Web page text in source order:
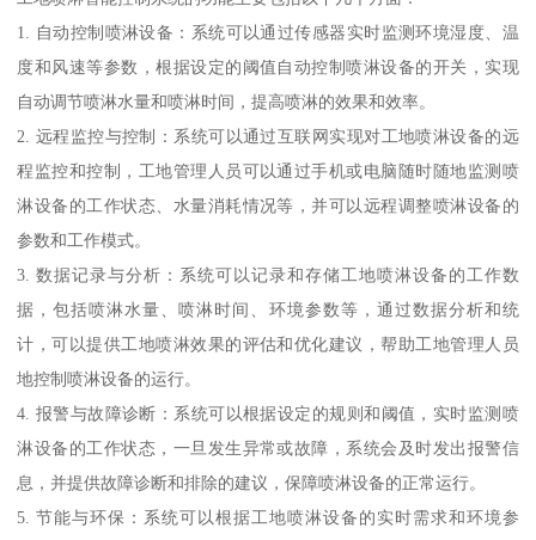
1. 自动控制喷淋设备：系统可以通过传感器实时监测环境湿度、温
度和风速等参数，根据设定的阈值自动控制喷淋设备的开关，实现
自动调节喷淋水量和喷淋时间，提高喷淋的效果和效率。
2. 远程监控与控制：系统可以通过互联网实现对工地喷淋设备的远
程监控和控制，工地管理人员可以通过手机或电脑随时随地监测喷
淋设备的工作状态、水量消耗情况等，并可以远程调整喷淋设备的
参数和工作模式。
3. 数据记录与分析：系统可以记录和存储工地喷淋设备的工作数
据，包括喷淋水量、喷淋时间、环境参数等，通过数据分析和统
计，可以提供工地喷淋效果的评估和优化建议，帮助工地管理人员
地控制喷淋设备的运行。
4. 报警与故障诊断：系统可以根据设定的规则和阈值，实时监测喷
淋设备的工作状态，一旦发生异常或故障，系统会及时发出报警信
息，并提供故障诊断和排除的建议，保障喷淋设备的正常运行。
5. 节能与环保：系统可以根据工地喷淋设备的实时需求和环境参